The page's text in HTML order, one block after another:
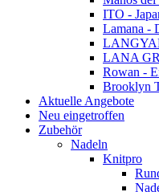
ITO -
Lamana -
LANA
Rowan -
Brooklyn
Aktuelle Angebote
Neu eingetroffen
Zubehör
Nadeln
Knitpro